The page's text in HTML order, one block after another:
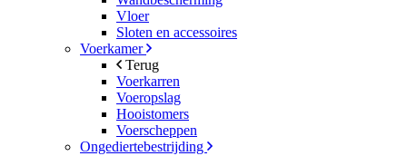
Vloer
Sloten en accessoires
Voerkamer
Terug
Voerkarren
Voeropslag
Hooistomers
Voerscheppen
Ongediertebestrijding